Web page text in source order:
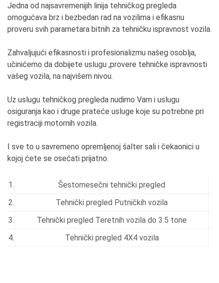
Jedna od najsavremenijih linija tehničkog pregleda
omogućava brz i bezbedan rad na vozilima i efikasnu
proveru svih parametara bitnih za tehničku ispravnost vozila.
Zahvaljujući efikasnosti i profesionalizmu našeg osoblja,
učinićemo da dobijete uslugu ,provere tehničke ispravnosti
vašeg vozila, na najvišem nivou.
Uz uslugu tehničkog pregleda nudimo Vam i uslugu
osiguranja kao i druge prateće usluge koje su potrebne pri
registraciji motornih vozila.
I sve to u savremeno opremljenoj šalter sali i čekaonici u
kojoj ćete se osećati prijatno.
1.
Šestomesečni tehnički pregled
2.
Tehnički pregled Putničkih vozila
3.
Tehnički pregled Teretnih vozila do 3.5 tone
4.
Tehnički pregled 4X4 vozila